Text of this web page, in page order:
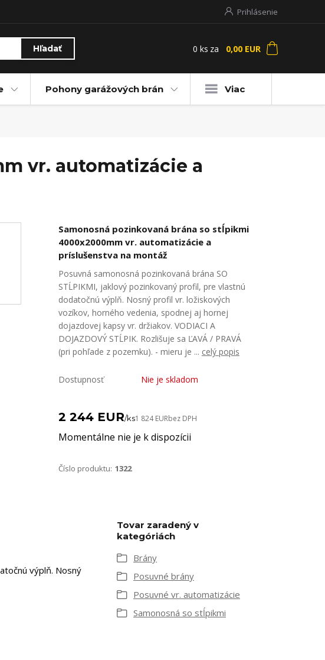
Prihlásenie
Hľadať 0 ks za 0,00 EUR
Pohony garážových brán Viac
vr. automatizácie a
Samonosná pozinkovaná brána so stĺpikmi
4000x2000mm vr. automatizácie a
príslušenstva na montáž
Posuvná samonosná pozinkovaná brána SO
STĹPIKMI, jaklový pozinkovaný profil, pre vlastnú
dodatočnú výplň. Nosný profil vr. ložiskových
vozíkov, horného vedenia, spodnej aj hornej
dojazdovej kapsy vr. držiakov. VODIACI A
DOJAZDOVÝ STĹPIK. Rozlišuje sa ĽAVÁ / PRAVÁ
(pri pohľade z pozemku). - mieru je ... celý popis
Dostupnosť Nie je skladom
2 244 EUR/ks1 824 EURbez DPH
Momentálne nie je k dispozícii
Číslo produktu: 1322
výplň. Nosný
Tovar zaradený v
kategóriách
Brány
Posuvné brány
Posuvné vr. automatizácie
Samonosná so stĺpikmi